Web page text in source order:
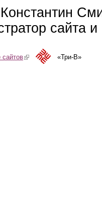
сайта
сайтов(link is external)«Три-В»